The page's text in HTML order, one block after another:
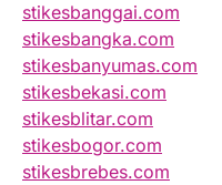
stikesbanggai.com
stikesbangka.com
stikesbanyumas.com
stikesbekasi.com
stikesblitar.com
stikesbogor.com
stikesbrebes.com